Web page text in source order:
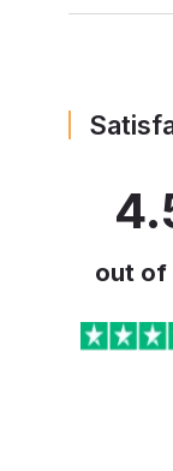
out of